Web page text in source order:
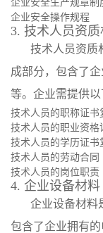
企业安全生产规章制
企业安全操作规程
3. 技术人员资
技术人员资质
成部分，包含了
等。企业需提供以
技术人员的职称证书
技术人员的职业资格
技术人员的学历证书
技术人员的劳动合同
技术人员的岗位职责
4. 企业设备材料
企业设备材料
包含了企业拥有